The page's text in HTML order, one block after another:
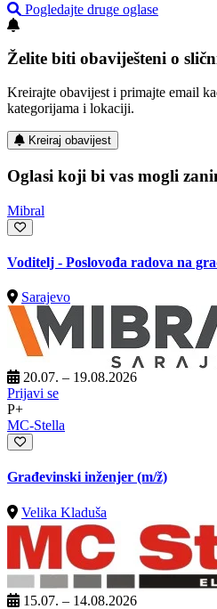
Pogledajte druge oglase
Želite biti obaviješteni o
Kreirajte obavijest i primajte email
kategorijama i lokaciji.
Kreiraj obavijest
Oglasi koji bi vas mogli
Mibral
Voditelj - Poslovođa radova na
Sarajevo
20.07. – 19.08.2026
Prijavi se
P+
MC-Stella
Građevinski inženjer (m/ž)
Velika Kladuša
15.07. – 14.08.2026